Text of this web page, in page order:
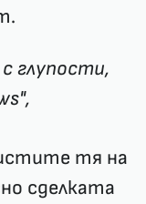
глупости,
тя на
сделката